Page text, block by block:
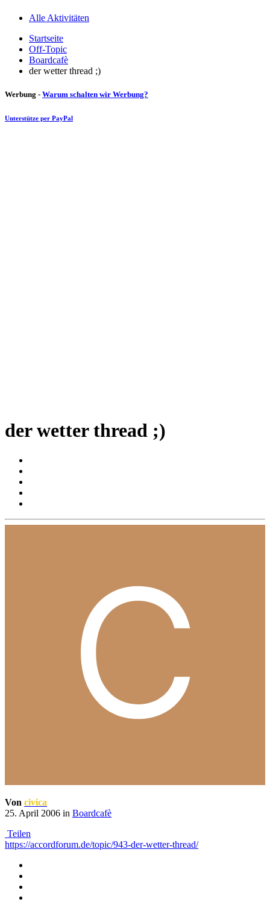
Alle Aktivitäten
Startseite
Off-Topic
Boardcafè
der wetter thread ;)
Werbung - Warum schalten wir Werbung?
Unterstütze per PayPal
der wetter thread ;)
Von civica
25. April 2006 in Boardcafè
Teilen
https://accordforum.de/topic/943-der-wetter-thread/